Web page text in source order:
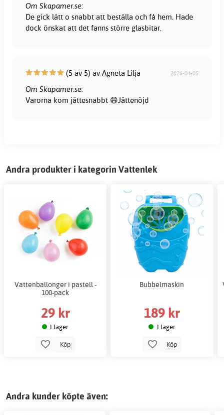
Om Skapamer.se:
De gick lätt o snabbt att beställa och få hem. Hade
dock önskat att det fanns större glasbitar.
(5 av 5) av Agneta Lilja 2026-04-05
Om Skapamer.se:
Varorna kom jättesnabbt 😄Jättenöjd
Andra produkter i kategorin Vattenlek
Vattenballonger i pastell -
100-pack
29 kr
I lager
Köp
Bubbelmaskin
189 kr
I lager
Köp
Andra kunder köpte även: